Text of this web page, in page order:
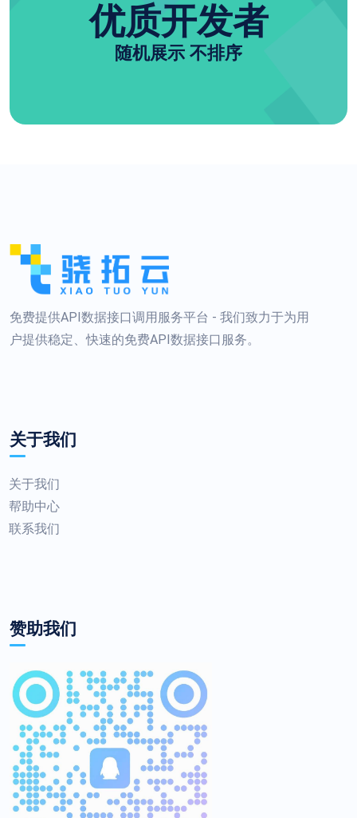
优质开发者
随机展示 不排序
免费提供API数据接口调用服务平台 - 我们致力于为用
户提供稳定、快速的免费API数据接口服务。
关于我们
关于我们
帮助中心
联系我们
赞助我们